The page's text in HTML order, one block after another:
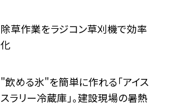
除草作業をラジコン草刈機で効率
化
"飲める氷"を簡単に作れる「アイス
スラリー冷蔵庫」。建設現場の暑熱